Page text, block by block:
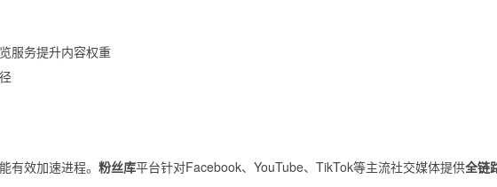
服务提升内容权重
有效加速进程。 粉丝库平台针对Facebook、YouTube、TikTok等主流社交媒体提供全链